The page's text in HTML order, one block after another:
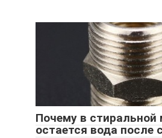
Почему в стиральной
остается вода после